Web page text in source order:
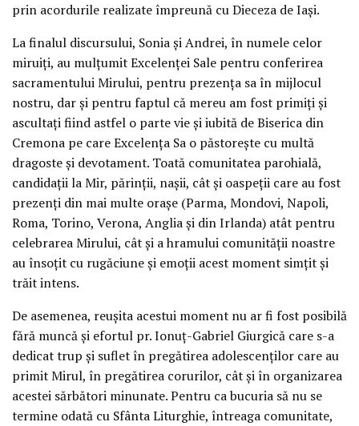
prin acordurile realizate împreună cu Dieceza de Iași.
La finalul discursului, Sonia și Andrei, în numele celor
miruiți, au mulțumit Excelenței Sale pentru conferirea
sacramentului Mirului, pentru prezența sa în mijlocul
nostru, dar și pentru faptul că mereu am fost primiți și
ascultați fiind astfel o parte vie și iubită de Biserica din
Cremona pe care Excelența Sa o păstorește cu multă
dragoste și devotament. Toată comunitatea parohială,
candidații la Mir, părinții, nașii, cât și oaspeții care au fost
prezenți din mai multe orașe (Parma, Mondovi, Napoli,
Roma, Torino, Verona, Anglia și din Irlanda) atât pentru
celebrarea Mirului, cât și a hramului comunității noastre
au însoțit cu rugăciune și emoții acest moment simțit și
trăit intens.
De asemenea, reușita acestui moment nu ar fi fost posibilă
fără muncă și efortul pr. Ionuț-Gabriel Giurgică care s-a
dedicat trup și suflet în pregătirea adolescenților care au
primit Mirul, în pregătirea corurilor, cât și în organizarea
acestei sărbători minunate. Pentru ca bucuria să nu se
termine odată cu Sfânta Liturghie, întreaga comunitate,